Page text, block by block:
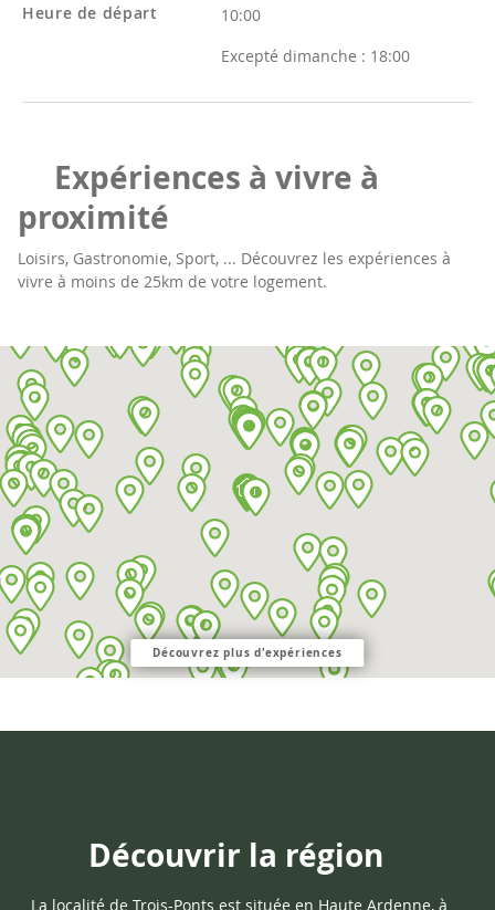
Heure de départ
10:00
Excepté dimanche : 18:00
Expériences à vivre à
proximité
Loisirs, Gastronomie, Sport, ... Découvrez les expériences à
vivre à moins de 25km de votre logement.
Découvrez plus d'expériences
Découvrir la région
La localité de Trois-Ponts est située en Haute Ardenne, à